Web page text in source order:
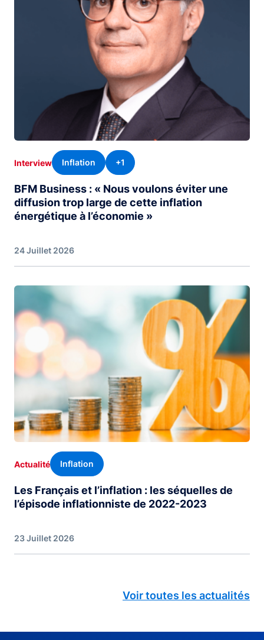
Interview Inflation +1
BFM Business : « Nous voulons éviter une
diffusion trop large de cette inflation
énergétique à l’économie »
24 Juillet 2026
Image
Actualité Inflation
Les Français et l’inflation : les séquelles de
l’épisode inflationniste de 2022-2023
23 Juillet 2026
Voir toutes les actualités